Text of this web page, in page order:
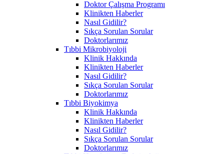
Doktor Çalışma Programı
Klinikten Haberler
Nasıl Gidilir?
Sıkça Sorulan Sorular
Doktorlarımız
Tıbbi Mikrobiyoloji
Klinik Hakkında
Klinikten Haberler
Nasıl Gidilir?
Sıkça Sorulan Sorular
Doktorlarımız
Tıbbi Biyokimya
Klinik Hakkında
Klinikten Haberler
Nasıl Gidilir?
Sıkça Sorulan Sorular
Doktorlarımız